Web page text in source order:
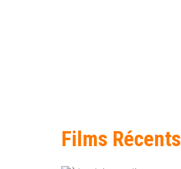
Films Récents